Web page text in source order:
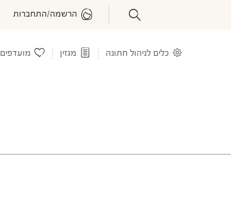
הרשמה/התחברות
כלים לניהול חתונה מגזין מועדפים